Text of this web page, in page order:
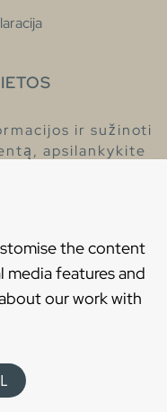
the content
media features and
our work with
ir sužinoti
apsilankykite
politika